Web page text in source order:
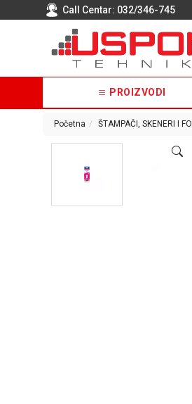
Call Centar: 032/346-745
PROIZVODI
Početna ŠTAMPAČI, SKENERI I